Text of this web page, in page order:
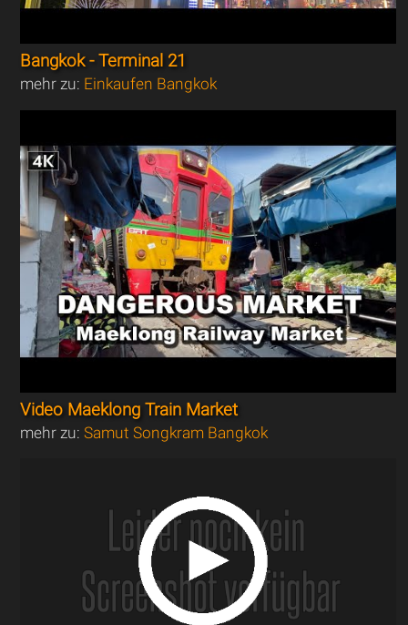
Bangkok - Terminal 21
mehr zu: Einkaufen Bangkok
Video Maeklong Train Market
mehr zu:Samut Songkram Bangkok